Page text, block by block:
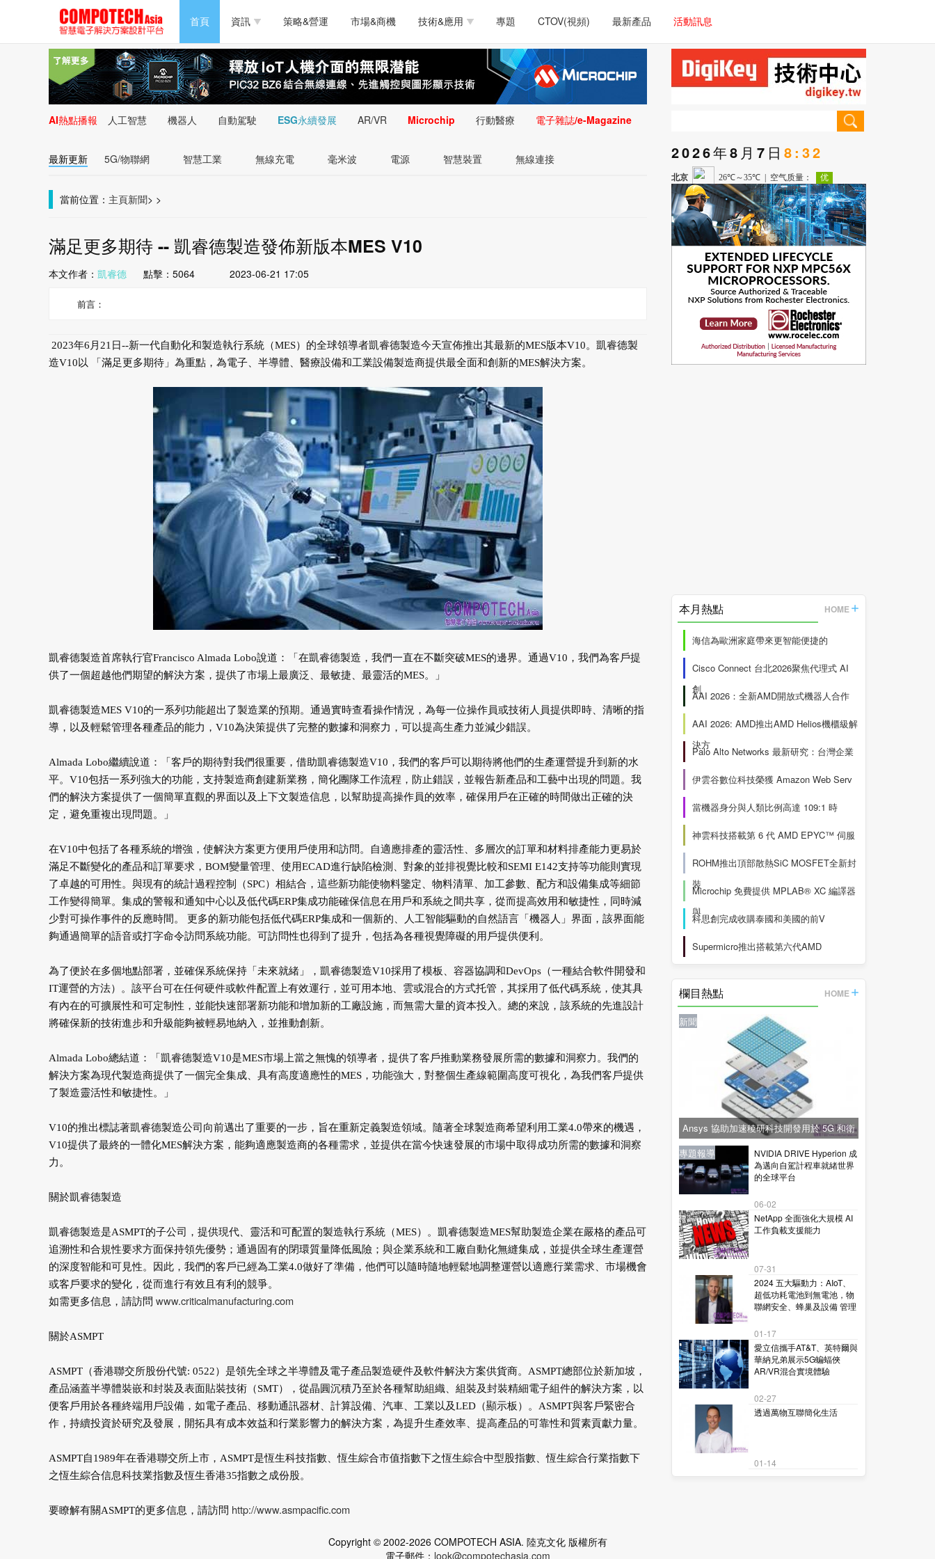
首頁 資訊
半導體/零組件 測試量測
PC/周邊 軟體/工具 醫療電子
新能源 人工智慧 安防監控
策略&營運 市場&商機 技術&應用
電源技術
醫療電子 通訊&網路
類比技術 LED/照明技術 微處理器/微控制器
嵌入技術 感測技術
專題 CTOV(視頻) 最新產品 活動訊息
PC/周邊 軟體/工具 醫療電子
新能源 人工智慧 安防監控
醫療電子 通訊&網路 介面技術
類比技術 LED/照明技術 微處理器/微控制器
嵌入技術 感測技術 量測儀器
智慧型視覺影像/監
控技術
AI熱點播報 人工智慧 機器人 自動駕駛 ESG永續發展 AR/VR Microchip 行動醫療 電子雜誌/e-Magazine
最新更新 5G/物聯網 智慧工業 無線充電 毫米波 電源 智慧裝置 無線連接
當前位置： 主頁 >
新聞 >
滿足更多期待 -- 凱睿德製造發佈新版本MES V10
本文作者： 凱睿德點擊： 5064 2023-06-21 17:05
前言：
2023年6月21日--新一代自動化和製造執行系統（MES）的全球領導者凱睿德製造今天宣佈推出其最新的MES版本V10。凱睿德製
造V10以 「滿足更多期待」為重點，為電子、半導體、醫療設備和工業設備製造商提供最全面和創新的MES解決方案。
凱睿德製造首席執行官Francisco Almada Lobo說道：「在凱睿德製造，我們一直在不斷突破MES的邊界。通過V10，我們為客戶提
供了一個超越他們期望的解決方案，提供了市場上最廣泛、最敏捷、最靈活的MES。」
凱睿德製造MES V10的一系列功能超出了製造業的預期。通過實時查看操作情況，為每一位操作員或技術人員提供即時、清晰的指
導，以及輕鬆管理各種產品的能力，V10為決策提供了完整的數據和洞察力，可以提高生產力並減少錯誤。
Almada Lobo繼續說道：「客戶的期待對我們很重要，借助凱睿德製造V10，我們的客戶可以期待將他們的生產運營提升到新的水
平。V10包括一系列強大的功能，支持製造商創建新業務，簡化團隊工作流程，防止錯誤，並報告新產品和工藝中出現的問題。我
們的解決方案提供了一個簡單直觀的界面以及上下文製造信息，以幫助提高操作員的效率，確保用戶在正確的時間做出正確的決
定，避免重複出現問題。」
在V10中包括了各種系統的增強，使解決方案更方便用戶使用和訪問。自適應排產的靈活性、多層次的訂單和材料排產能力更易於
滿足不斷變化的產品和訂單要求，BOM變量管理、使用ECAD進行缺陷檢測、對象的並排視覺比較和SEMI E142支持等功能則實現
了卓越的可用性。與現有的統計過程控制（SPC）相結合，這些新功能使物料鑒定、物料清單、加工參數、配方和設備集成等細節
工作變得簡單。集成的警報和通知中心以及低代碼ERP集成功能確保信息在用戶和系統之間共享，從而提高效用和敏捷性，同時減
少對可操作事件的反應時間。 更多的新功能包括低代碼ERP集成和一個新的、人工智能驅動的自然語言「機器人」界面，該界面能
夠通過簡單的語音或打字命令訪問系統功能。可訪問性也得到了提升，包括為各種視覺障礙的用戶提供便利。
為了便於在多個地點部署，並確保系統保持「未來就緒」，凱睿德製造V10採用了模板、容器協調和DevOps（一種結合軟件開發和
IT運營的方法）。該平台可在任何硬件或軟件配置上有效運行，並可用本地、雲或混合的方式托管，其採用了低代碼系統，使其具
有內在的可擴展性和可定制性，並能快速部署新功能和增加新的工廠設施，而無需大量的資本投入。總的來說，該系統的先進設計
將確保新的技術進步和升級能夠被輕易地納入，並推動創新。
Almada Lobo總結道：「凱睿德製造V10是MES市場上當之無愧的領導者，提供了客戶推動業務發展所需的數據和洞察力。我們的
解決方案為現代製造商提供了一個完全集成、具有高度適應性的MES，功能強大，對整個生產線範圍高度可視化，為我們客戶提供
了製造靈活性和敏捷性。」
V10的推出標誌著凱睿德製造公司向前邁出了重要的一步，旨在重新定義製造領域。隨著全球製造商希望利用工業4.0帶來的機遇，
V10提供了最終的一體化MES解決方案，能夠適應製造商的各種需求，並提供在當今快速發展的市場中取得成功所需的數據和洞察
力。
關於凱睿德製造
凱睿德製造是ASMPT的子公司，提供現代、靈活和可配置的製造執行系統（MES）。凱睿德製造MES幫助製造企業在嚴格的產品可
追溯性和合規性要求方面保持領先優勢；通過固有的閉環質量降低風險；與企業系統和工廠自動化無縫集成，並提供全球生產運營
的深度智能和可見性。因此，我們的客戶已經為工業4.0做好了準備，他們可以隨時隨地輕鬆地調整運營以適應行業需求、市場機會
或客戶要求的變化，從而進行有效且有利的競爭。
如需更多信息，請訪問 www.criticalmanufacturing.com
關於ASMPT
ASMPT（香港聯交所股份代號: 0522）是領先全球之半導體及電子產品製造硬件及軟件解決方案供貨商。ASMPT總部位於新加坡，
產品涵蓋半導體裝嵌和封裝及表面貼裝技術（SMT），從晶圓沉積乃至於各種幫助組織、組裝及封裝精細電子組件的解決方案，以
便客戶用於各種終端用戶設備，如電子產品、移動通訊器材、計算設備、汽車、工業以及LED（顯示板）。ASMPT與客戶緊密合
作，持續投資於研究及發展，開拓具有成本效益和行業影響力的解決方案，為提升生產效率、提高產品的可靠性和質素貢獻力量。
ASMPT自1989年在香港聯交所上市，ASMPT是恆生科技指數、恆生綜合市值指數下之恆生綜合中型股指數、恆生綜合行業指數下
之恆生綜合信息科技業指數及恆生香港35指數之成份股。
要瞭解有關ASMPT的更多信息，請訪問 http://www.asmpacific.com
2026年8月7日 8:32
本月熱點 HOME
海信為歐洲家庭帶來更智能便捷的
Cisco Connect 台北2026聚焦代理式 AI
創
AAI 2026：全新AMD開放式機器人合作
AAI 2026: AMD推出AMD Helios機櫃級解
決方
Palo Alto Networks 最新研究：台灣企業
伊雲谷數位科技榮獲 Amazon Web Serv
當機器身分與人類比例高達 109:1 時
神雲科技搭載第 6 代 AMD EPYC™ 伺服
ROHM推出頂部散熱SiC MOSFET全新封
裝
Microchip 免費提供 MPLAB® XC 編譯器
與
科思創完成收購泰國和美國的前V
Supermicro推出搭載第六代AMD
EPYC™
欄目熱點 HOME
新聞
Ansys 協助加速稜研科技開發用於 5G 和衛
星通訊的下一代毫米波技術
新聞
NVIDIA DRIVE Hyperion 成
為邁向自駕計程車就緒世界
的全球平台
06-02
新聞
NetApp 全面強化大規模 AI
工作負載支援能力
07-31
專題報導
2024 五大驅動力：AIoT、
超低功耗電池到無電池，物
聯網安全、蜂巢及設備 管理
01-17
新聞
愛立信攜手AT&T、英特爾與
華納兄弟展示5G蝙蝠俠
AR/VR混合實境體驗
02-27
專題報導
透過萬物互聯簡化生活
01-14
Copyright © 2002-2026 COMPOTECH ASIA. 陸克文化 版權所有
電子郵件： look@compotechasia.com